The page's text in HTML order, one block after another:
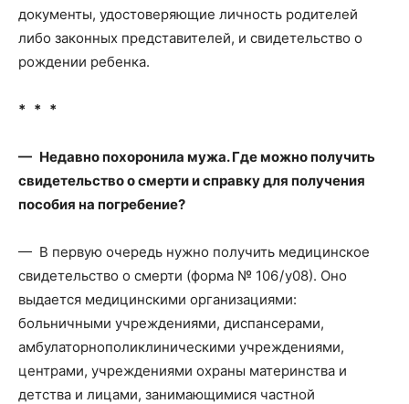
документы, удостоверяющие личность родителей
либо законных представителей, и свидетельство о
рождении ребенка.
* * *
— Недавно похоронила мужа. Где можно получить
свидетельство о смерти и справку для получения
пособия на погребение?
— В первую очередь нужно получить медицинское
свидетельство о смерти (форма № 106 / у­08). Оно
выдается медицинскими организациями:
больничными учреждениями, диспансерами,
амбулаторно­поликлиническими учреждениями,
центрами, учреждениями охраны материнства и
детства и лицами, занимающимися частной